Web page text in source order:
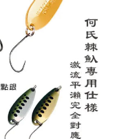
之用戶狀況，依本公司即
形，本公司將視審查結果
若發現惡意使用之情形，
度並採取法律行動。
費(運費另
查看運費